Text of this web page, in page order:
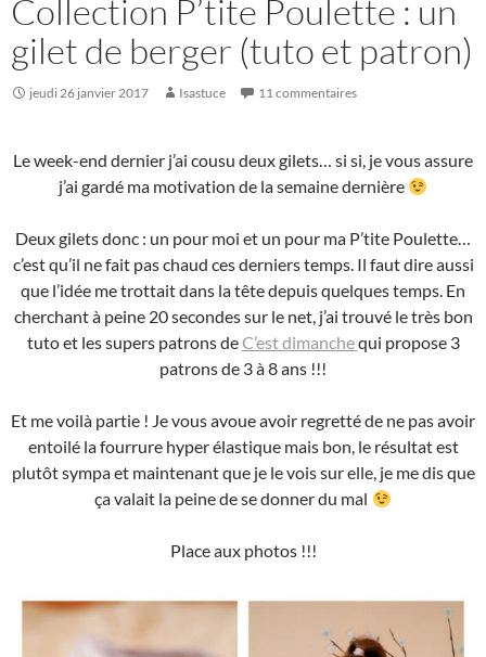
Collection P’tite Poulette : un
gilet de berger (tuto et patron)
jeudi 26 janvier 2017 Isastuce 11 commentaires
Le week-end dernier j’ai cousu deux gilets… si si, je vous assure
j’ai gardé ma motivation de la semaine dernière
Deux gilets donc : un pour moi et un pour ma P’tite Poulette…
c’est qu’il ne fait pas chaud ces derniers temps. Il faut dire aussi
que l’idée me trottait dans la tête depuis quelques temps. En
cherchant à peine 20 secondes sur le net, j’ai trouvé le très bon
tuto et les supers patrons deC’est dimanchequi propose 3
patrons de 3 à 8 ans !!!
Et me voilà partie ! Je vous avoue avoir regretté de ne pas avoir
entoilé la fourrure hyper élastique mais bon, le résultat est
plutôt sympa et maintenant que je le vois sur elle, je me dis que
ça valait la peine de se donner du mal
Place aux photos !!!